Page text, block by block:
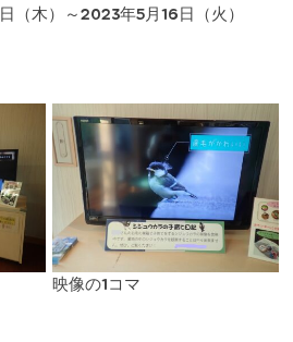
（木）～2023年5月16日（火）
映像の1コマ